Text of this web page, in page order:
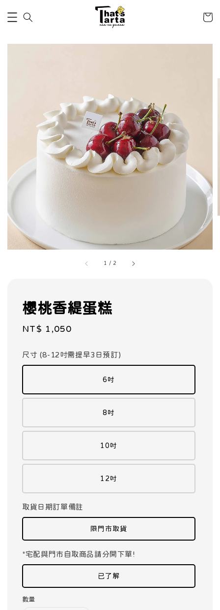
1 / 2
櫻桃香緹蛋糕
Regular
NT$ 1,050
尺寸 (8-12吋需提早3日預訂)
6吋
8吋
10吋
12吋
取貨日期訂單備註
限門市取貨
*宅配與門市自取商品請分開下單!
已了解
數量